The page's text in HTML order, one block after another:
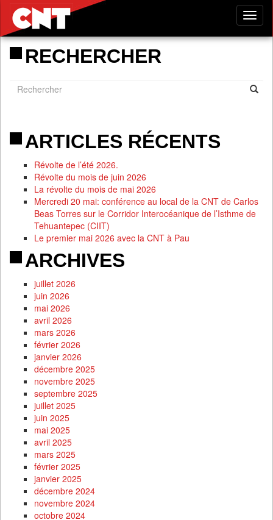
RECHERCHER
ARTICLES RÉCENTS
Révolte de l’été 2026.
Révolte du mois de juin 2026
La révolte du mois de mai 2026
Mercredi 20 mai: conférence au local de la CNT de Carlos
Beas Torres sur le Corridor Interocéanique de l’Isthme de
Tehuantepec (CIIT)
Le premier mai 2026 avec la CNT à Pau
ARCHIVES
juillet 2026
juin 2026
mai 2026
avril 2026
mars 2026
février 2026
janvier 2026
décembre 2025
novembre 2025
septembre 2025
juillet 2025
juin 2025
mai 2025
avril 2025
mars 2025
février 2025
janvier 2025
décembre 2024
novembre 2024
octobre 2024